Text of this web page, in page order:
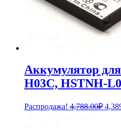
Аккумулятор
H03C, HSTNH-
Распродажа! 4,788.00₽